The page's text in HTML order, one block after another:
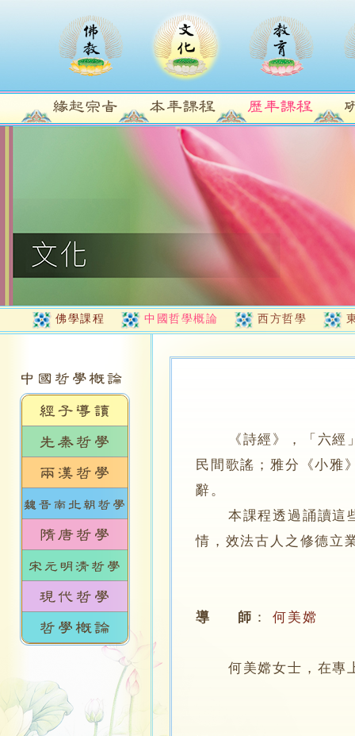
佛學課程 中國哲學概論 西方哲學
《詩經》，「六
民間歌謠；雅分《小雅
辭。
本課程透過誦讀這些
情，效法古人之修德立
導 師 ： 何美嫦
何美嫦女士，在專上